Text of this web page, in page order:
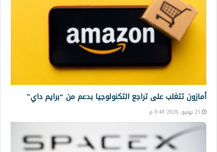
أمازون تتغلب على تراجع التكنولوجيا بدعم من “برايم داي”
25 يونيو, 2026 9:48 م